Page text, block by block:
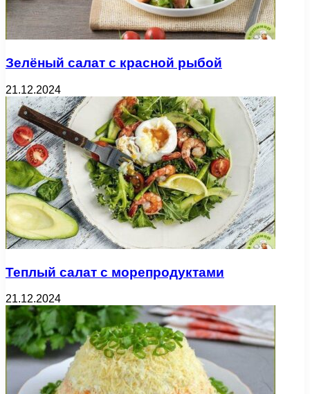
Зелёный салат с красной рыбой
21.12.2024
Теплый салат с морепродуктами
21.12.2024